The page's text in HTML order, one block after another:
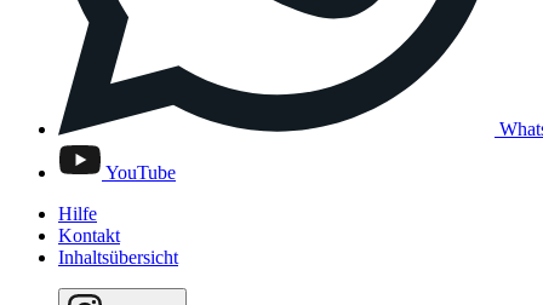
YouTube
Hilfe
Kontakt
Inhaltsübersicht